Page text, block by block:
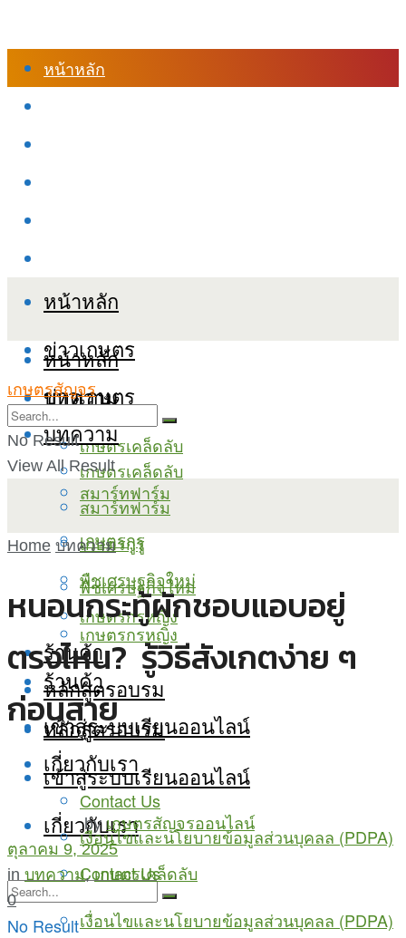
หน้าหลัก
หน้าหลัก
ข่าวเกษตร
บทความ
เกษตรเคล็ดลับ
สมาร์ทฟาร์ม
เกษตรกูรู
พืชเศรษฐกิจใหม่
เกษตรกรหญิง
ร้านค้า
หลักสูตรอบรม
เข้าสู่ระบบเรียนออนไลน์
เกี่ยวกับเรา
Contact Us
เงื่อนไขและนโยบายข้อมูลส่วนบุคลล (PDPA)
หน้าหลัก
ข่าวเกษตร
บทความ
เกษตรเคล็ดลับ
สมาร์ทฟาร์ม
เกษตรกูรู
พืชเศรษฐกิจใหม่
เกษตรกรหญิง
ร้านค้า
หลักสูตรอบรม
เข้าสู่ระบบเรียนออนไลน์
เกี่ยวกับเรา
Contact Us
เงื่อนไขและนโยบายข้อมูลส่วนบุคลล (PDPA)
No Result
เกษตรสัญจร
No Result
View All Result
Home บทความ
หนอนกระทู้ผักชอบแอบอยู่
ตรงไหน? รู้วิธีสังเกตง่าย ๆ
ก่อนสาย
by เกษตรสัญจรออนไลน์
ตุลาคม 9, 2025
in บทความ,เกษตรเคล็ดลับ
0